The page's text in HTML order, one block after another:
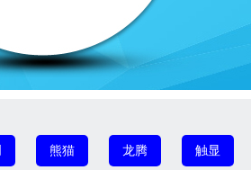
熊猫 龙腾 触显